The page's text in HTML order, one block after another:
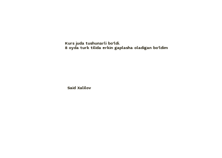
Kurs juda tushunarli bo'ldi.
8 oyda turk tilida erkin gaplasha oladigan bo'ldim
Said Xalilov